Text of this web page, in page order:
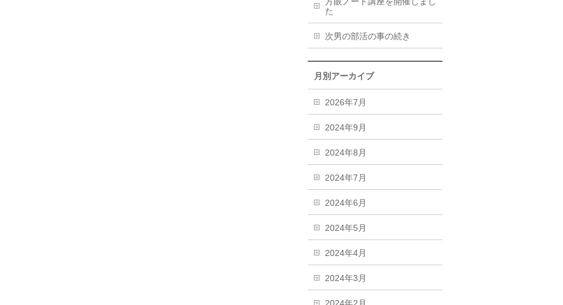
た
次男の部活の事の続き
月別アーカイブ
2026年7月
2024年9月
2024年8月
2024年7月
2024年6月
2024年5月
2024年4月
2024年3月